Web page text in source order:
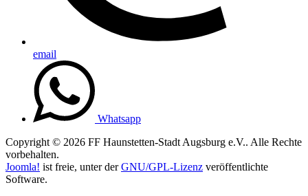
email
Whatsapp
Copyright © 2026 FF Haunstetten-Stadt Augsburg e.V.. Alle Rechte
vorbehalten.
Joomla! ist freie, unter derGNU/GPL-Lizenz veröffentlichte
Software.